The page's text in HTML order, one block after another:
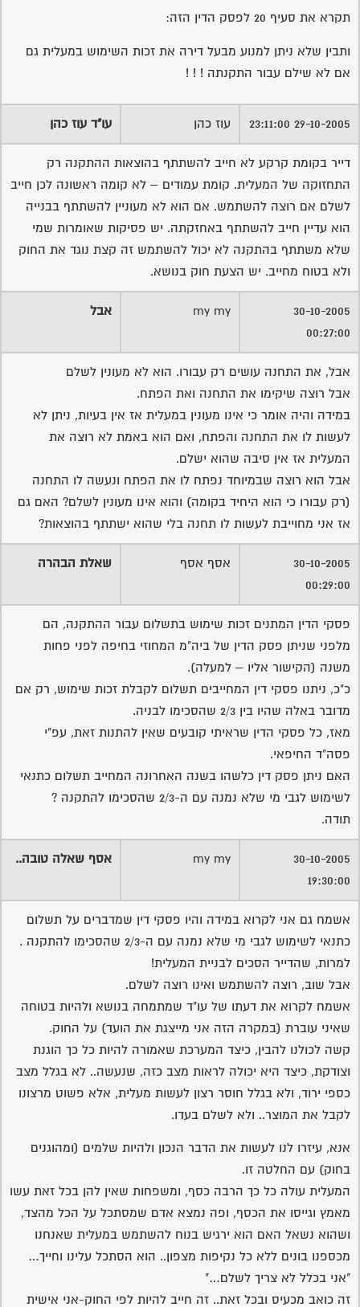
תקרא את סעיף 20 לפסק הדין הזה:
ותבין שלא ניתן למנוע מבעל דירה את זכות השימוש במעלית גם
אם לא שילם עבור התקנתה ! ! !
29-10-2005 23:11:00 עוז כהן עו"ד עוז כהן
דייר בקומת קרקע לא חייב להשתתף בהוצאות ההתקנה רק
התחזוקה של המעלית. קומת עמודים – לא קומה ראשונה לכן חייב
לשלם אם רוצה להשתמש. אם הוא לא מעוניין להשתתף בבנייה
הוא עדיין חייב להשתתף באחזקתה. יש פסיקות שאומרות שמי
שלא משתתף בהתקנה לא יכול להשתמש זה קצת נוגד את החוק
ולא בטוח מחייב. יש הצעת חוק בנושא.
30-10-2005
00:27:00
my my אבל
אבל, את התחנה עושים רק עבורו. הוא לא מעונין לשלם
אבל רוצה שיקימו את התחנה ואת הפתח.
במידה והיה אומר כי אינו מעונין במעלית אז אין בעיות, ניתן לא
לעשות לו את התחנה והפתח, ואם הוא באמת לא רוצה את
המעלית אז אין סיבה שהוא ישלם.
אבל הוא רוצה שבמיוחד נפתח לו את הפתח ונעשה לו התחנה
(רק עבורו כי הוא היחיד בקומה) והוא אינו מעונין לשלם? האם גם
אז אני מחוייבת לעשות לו תחנה בלי שהוא ישתתף בהוצאות?
30-10-2005
00:29:00
אסף אסף שאלת הבהרה
פסקי הדין המתנים זכות שימוש בתשלום עבור ההתקנה, הם
מלפני שניתן פסק הדין של ביה"מ המחוזי בחיפה לפני פחות
משנה (הקישור אליו – למעלה).
כ"כ, ניתנו פסקי דין המחייבים תשלום לקבלת זכות שימוש, רק אם
מדובר באלה שהיו בין 2/3 שהסכימו לבניה.
מאז, כל פסקי הדין שראיתי קובעים שאין להתנות זאת, עפ"י
פסה"ד החיפאי.
האם ניתן פסק דין כלשהו בשנה האחרונה המחייב תשלום כתנאי
לשימוש לגבי מי שלא נמנה עם ה-2/3 שהסכימו להתקנה ?
תודה.
30-10-2005
19:30:00
my my אסף שאלה טובה..
אשמח גם אני לקרוא במידה והיו פסקי דין שמדברים על תשלום
כתנאי לשימוש לגבי מי שלא נמנה עם ה-2/3 שהסכימו להתקנה .
למרות, שהדייר הסכים לבניית המעלית!
אבל שוב, רוצה להשתמש ואינו רוצה לשלם.
אשמח לקרוא את דעתו של עו"ד שמתמחה בנושא ולהיות בטוחה
שאיני עוברת (במקרה הזה אני מייצגת את הועד) על החוק.
קשה לכולנו להבין, כיצד המערכת שאמורה להיות כל כך הוגנת
וצודקת, כיצד היא יכולה לראות מצב כזה, שנעשה.. לא בגלל מצב
כספי ירוד, ולא בגלל חוסר רצון לעשות מעלית, אלא פשוט מרצונו
לקבל את המוצר.. ולא לשלם בעדו.
אנא, עיזרו לנו לעשות את הדבר הנכון ולהיות שלמים (ומהוגנים
בחוק) עם החלטה זו.
המעלית עולה כל כך הרבה כסף, ומשפחות שאין להן בכל זאת עשו
מאמץ וגייסו את הכסף, ופה נמצא אדם שמסתכל על הכל מהצד,
ושהוא נשאל האם הוא ירגיש בנוח להשתמש במעלית שאנחנו
מכספנו בונים ללא כל נקיפות מצפון.. הוא הסתכל עלינו וחייך…
"אני בכלל לא צריך לשלם…"
זה כואב מכעיס ובכל זאת.. זה חייב להיות לפי החוק-אני אישית